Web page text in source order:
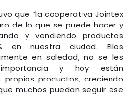
que “la cooperativa Jointex
de lo que se puede hacer y
y vendiendo productos
en nuestra ciudad. Ellos
en soledad, no se les
y hoy están
propios productos, creciendo
muchos puedan seguir ese